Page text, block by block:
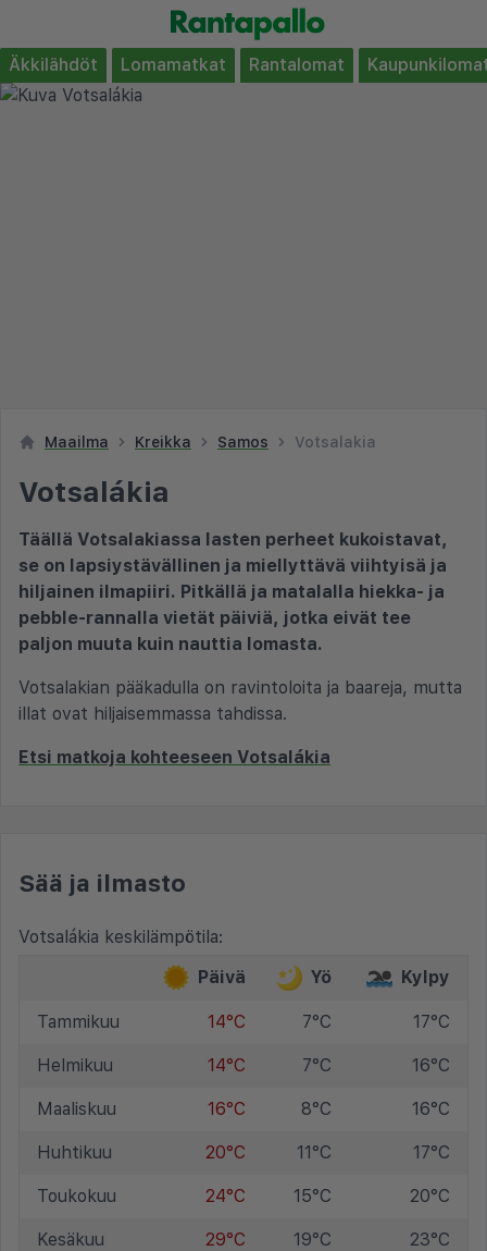
Äkkilähdöt Lomamatkat Rantalomat
Maailma Kreikka Samos Votsalakia
Votsalákia
Täällä Votsalakiassa lasten perheet kukoistavat,
se on lapsiystävällinen ja miellyttävä viihtyisä ja
hiljainen ilmapiiri. Pitkällä ja matalalla hiekka- ja
pebble-rannalla vietät päiviä, jotka eivät tee
paljon muuta kuin nauttia lomasta.
Votsalakian pääkadulla on ravintoloita ja baareja, mutta
illat ovat hiljaisemmassa tahdissa.
Etsi matkoja kohteeseen Votsalákia
Sää ja ilmasto
Votsalákia keskilämpötila:
Päivä
Yö Kylpy
Tammikuu 14°C 7°C 17°C
Helmikuu 14°C 7°C 16°C
Maaliskuu 16°C 8°C 16°C
Huhtikuu 20°C 11°C 17°C
Toukokuu 24°C 15°C 20°C
Kesäkuu 29°C 19°C 23°C